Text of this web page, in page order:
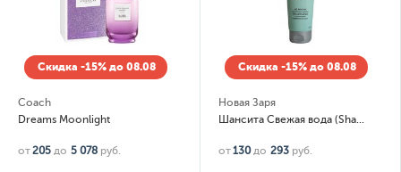
Скидка -15% до 08.08
Coach
Dreams Moonlight
от205 до5 078 руб.
Скидка -15% до 08.08
Новая Заря
Шансита Свежая вода (Shansita Acqua Verde) Гель для душа (shower gel)
от130 до293 руб.